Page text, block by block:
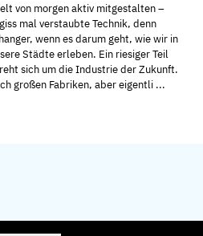
von morgen aktiv mitgestalten –
mal verstaubte Technik, denn
wenn es darum geht, wie wir in
Städte erleben. Ein riesiger Teil
sich um die Industrie der Zukunft.
großen Fabriken, aber eigentli ...